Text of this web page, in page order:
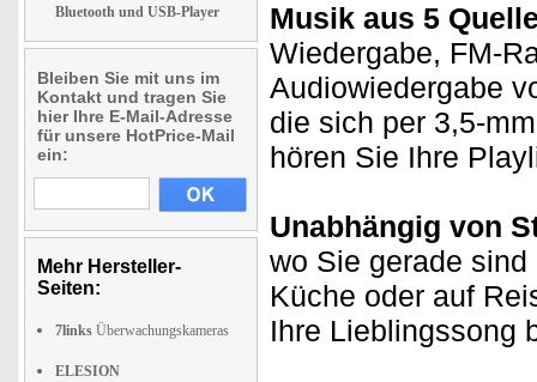
Bluetooth und USB-Player
Bleiben Sie mit uns im
Kontakt und tragen Sie
hier Ihre E-Mail-Adresse
für unsere HotPrice-Mail
ein:
Mehr Hersteller-
Seiten:
7links Überwachungskameras
ELESION
Musik aus 5
Wiedergabe, FM-
Audiowiedergabe
die sich per 3,5-
hören Sie Ihre
Unabhängig von
wo Sie gerade
Küche oder auf
Ihre Lieblingssong